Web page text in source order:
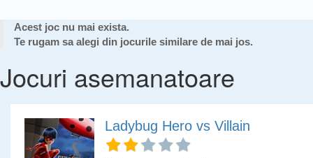
Acest joc nu mai exista.
Te rugam sa alegi din jocurile similare de mai jos.
Jocuri asemanatoare
Ladybug Hero vs Villain